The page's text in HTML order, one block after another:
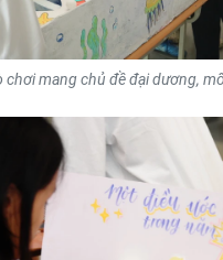
chơi mang chủ đề đại dương,